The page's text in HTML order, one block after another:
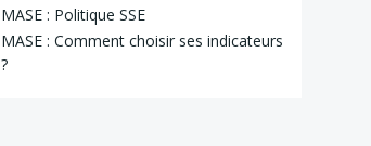
MASE : Politique SSE
MASE : Comment choisir ses indicateurs
?